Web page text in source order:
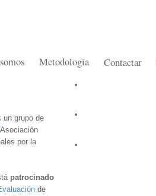
Metodología Contactar
grupo de
Asociación
por la
patrocinado
de